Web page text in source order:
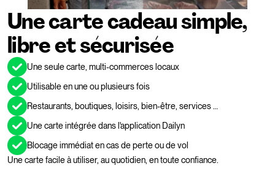
Une carte cadeau simple,
libre et sécurisée
Une seule carte, multi-commerces locaux
Utilisable en une ou plusieurs fois
Restaurants, boutiques, loisirs, bien-être, services …
Une carte intégrée dans l'application Dailyn
Blocage immédiat en cas de perte ou de vol
Une carte facile à utiliser, au quotidien, en toute confiance.